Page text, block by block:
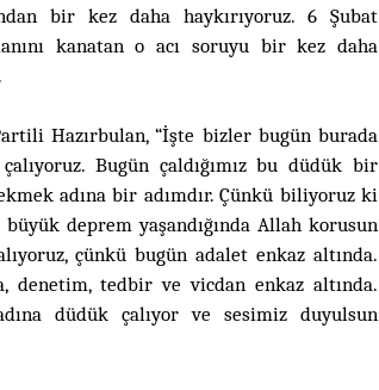
bir kez daha haykırıyoruz. 6 Şubat
kanatan o acı soruyu bir kez daha
Hazırbulan, “İşte bizler bugün burada
Bugün çaldığımız bu düdük bir
adına bir adımdır. Çünkü biliyoruz ki
deprem yaşandığında Allah korusun
çünkü bugün adalet enkaz altında.
denetim, tedbir ve vicdan enkaz altında.
düdük çalıyor ve sesimiz duyulsun